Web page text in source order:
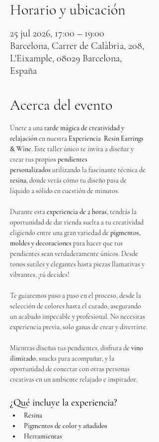
Horario y ubicación
25 jul 2026, 17:00 – 19:00
Barcelona, Carrer de Calàbria, 208,
L'Eixample, 08029 Barcelona,
España
Acerca del evento
Únete a una tarde mágica de creatividad y
relajación en nuestra Experiencia  Resin Earrings
& Wine. Este taller único te invita a diseñar y
crear tus propios pendientes
personalizados utilizando la fascinante técnica de
resina, donde verás cómo tu diseño pasa de
líquido a sólido en cuestión de minutos.
Durante esta experiencia de 2 horas, tendrás la
oportunidad de dar rienda suelta a tu creatividad
eligiendo entre una gran variedad de pigmentos,
moldes y decoraciones para hacer que tus
pendientes sean verdaderamente únicos. Desde
tonos sutiles y elegantes hasta piezas llamativas y
vibrantes, ¡tú decides!
Te guiaremos paso a paso en el proceso, desde la
selección de colores hasta el curado, asegurando
un acabado impecable y profesional. No necesitas
experiencia previa, solo ganas de crear y divertirte.
Mientras diseñas tus pendientes, disfruta de vino
ilimitado, snacks para acompañar, y la
oportunidad de conectar con otras personas
creativas en un ambiente relajado e inspirador.
¿Qué incluye la experiencia?
Resina
Pigmentos de color y añadidos
Herramientas